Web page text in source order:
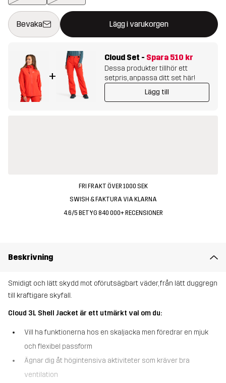
Bevaka Lägg i varukorgen
Denna knapp kommer att öppna en modal som bekräftar en ny
{{size}} inte tillgänglig
+
Cloud Set - Spara 510 kr
Dessa produkter tillhör ett
setpris, anpassa ditt set här!
Lägg till
FRI FRAKT ÖVER 1000 SEK
SWISH & FAKTURA VIA KLARNA
4.6/5 BETYG 840 000+ RECENSIONER
Beskrivning
Smidigt och lätt skydd mot oförutsägbart väder, från lätt duggregn
till kraftigare skyfall.
Cloud 3L Shell Jacket är ett utmärkt val om du:
Vill ha funktionerna hos en skaljacka men föredrar en mjuk
och flexibel passform
Ägnar dig åt högintensiva aktiviteter som kräver bra
ventilation